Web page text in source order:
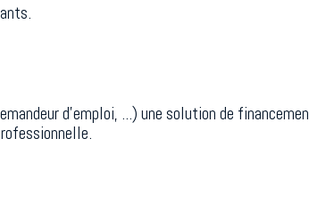
d'emploi, ...) une solution de